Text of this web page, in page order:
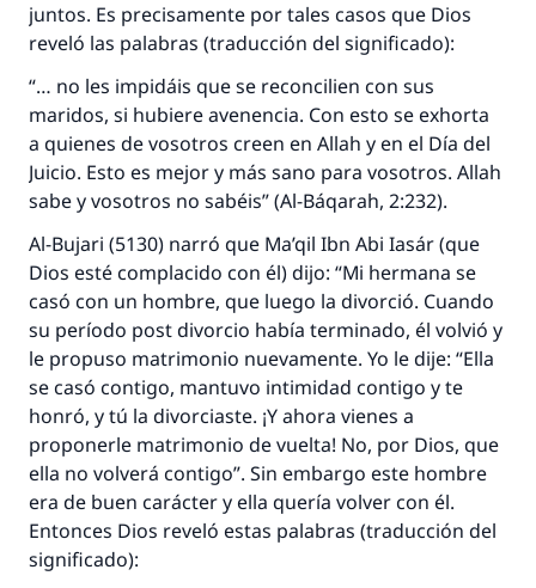
juntos. Es precisamente por tales casos que Dios
reveló las palabras (traducción del significado):
“… no les impidáis que se reconcilien con sus
maridos, si hubiere avenencia. Con esto se exhorta
a quienes de vosotros creen en Allah y en el Día del
Juicio. Esto es mejor y más sano para vosotros. Allah
sabe y vosotros no sabéis” (Al-Báqarah, 2:232).
Al-Bujari (5130) narró que Ma’qil Ibn Abi Iasár (que
Dios esté complacido con él) dijo: “Mi hermana se
casó con un hombre, que luego la divorció. Cuando
su período post divorcio había terminado, él volvió y
le propuso matrimonio nuevamente. Yo le dije: “Ella
se casó contigo, mantuvo intimidad contigo y te
honró, y tú la divorciaste. ¡Y ahora vienes a
proponerle matrimonio de vuelta! No, por Dios, que
ella no volverá contigo”. Sin embargo este hombre
era de buen carácter y ella quería volver con él.
Entonces Dios reveló estas palabras (traducción del
significado):